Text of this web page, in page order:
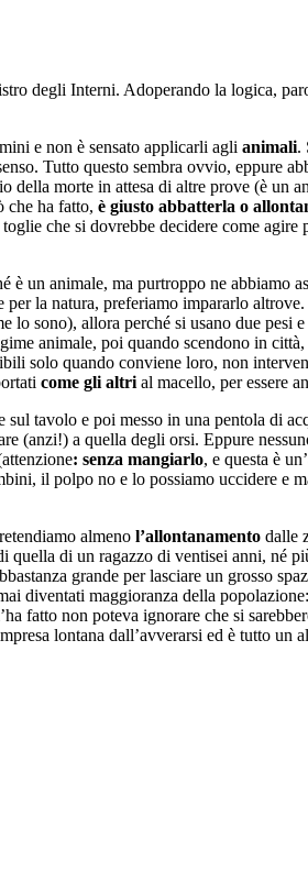
degli Interni. Adoperando la logica,
e non è sensato applicarli agli animali.
Tutto questo sembra ovvio, eppure
della morte in attesa di altre prove (è
che ha fatto, è giusto abbatterla o
che si dovrebbe decidere come agire
è un animale, ma purtroppo ne abbiamo
per la natura, preferiamo impararlo
lo sono), allora perché si usano due pesi
animale, poi quando scendono in
solo quando conviene loro, non
come gli altri al macello, per essere
tavolo e poi messo in una pentola di
(anzi!) a quella degli orsi. Eppure
: senza mangiarlo, e questa è un’
il polpo no e lo possiamo uccidere e
almeno l’allontanamento dalle
di un ragazzo di ventisei anni, né
grande per lasciare un grosso
diventati maggioranza della
fatto non poteva ignorare che si
lontana dall’avverarsi ed è tutto un